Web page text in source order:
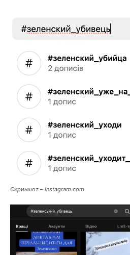
Скриншот – instagram.com